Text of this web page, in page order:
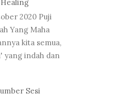
2020 Puji
Yang Maha
kita semua,
yang indah dan
Sesi